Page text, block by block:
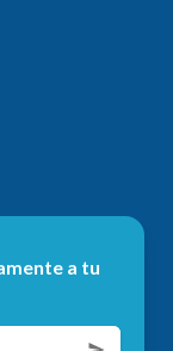
a tu